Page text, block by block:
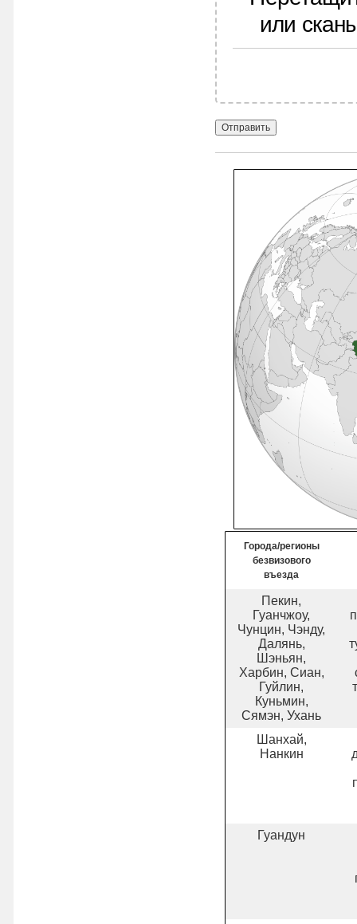
или
Города/регионы
безвизового
въезда
Пекин,
Гуанчжоу,
Чунцин, Чэнду,
Далянь,
Шэньян,
Харбин, Сиан,
Гуйлин,
Куньмин,
Сямэн, Ухань
Шанхай,
Нанкин
Гуандун